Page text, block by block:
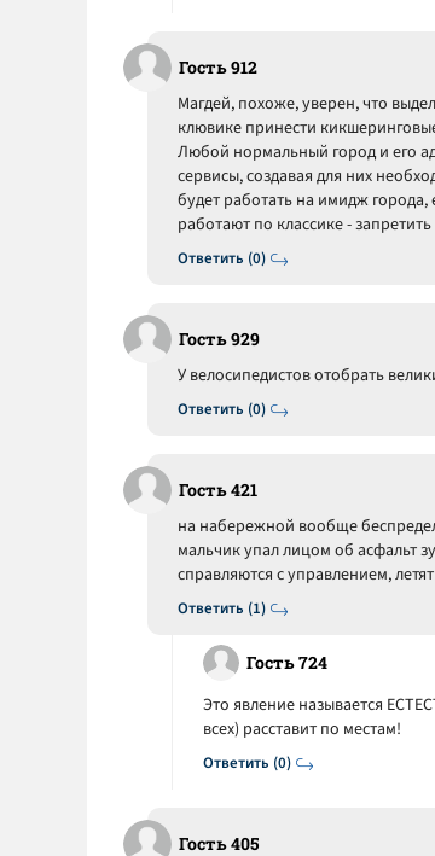
Гость 912
Ответить (0)
Магдей, похоже, уверен, что
клювике принести
Любой нормальный город и его
сервисы, создавая для них
будет работать на имидж
работают по классике -
Гость 929
Ответить (0)
У велосипедистов отобрать
Гость 421
Ответить (1)
на набережной вообще
мальчик упал лицом об асфальт
справляются с управлением,
Гость 724
Ответить (0)
Это явление называется
всех) расставит по местам!
Гость 405